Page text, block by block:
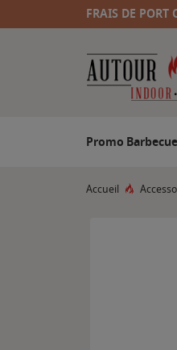
FRAIS DE PORT
Promo
Accueil